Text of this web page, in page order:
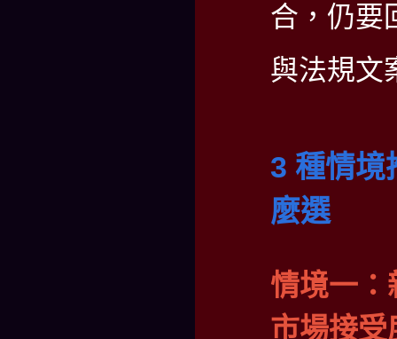
合，仍要
與法規文
3 種情境
麼選
情境一：
市場接受